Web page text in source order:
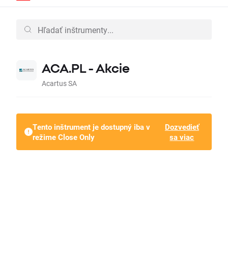
ACA.PL - Akcie
Acartus SA
Tento inštrument je dostupný iba v
režime Close Only
Dozvedieť
sa viac